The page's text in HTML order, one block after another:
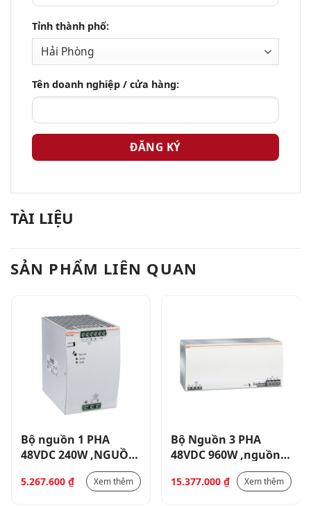
Tỉnh thành phố:
Tên doanh nghiệp / cửa hàng:
TÀI LIỆU
SẢN PHẨM LIÊN QUAN
Bộ nguồn 1 PHA
48VDC 240W ,NGUỒN
CẤP 115/230VAC, LẮP
DIN _ PSL124048
5.267.600 ₫ Xem thêm
Bộ Nguồn 3 PHA
48VDC 960W ,nguồn
cấp 400-500VAC _
PSL396048
15.377.000 ₫ Xem thêm